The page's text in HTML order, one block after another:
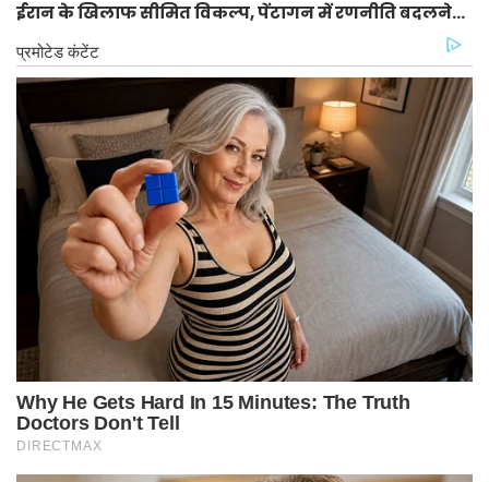
ईरान के खिलाफ सीमित विकल्प, पेंटागन में रणनीति बदलने
की तैयारी